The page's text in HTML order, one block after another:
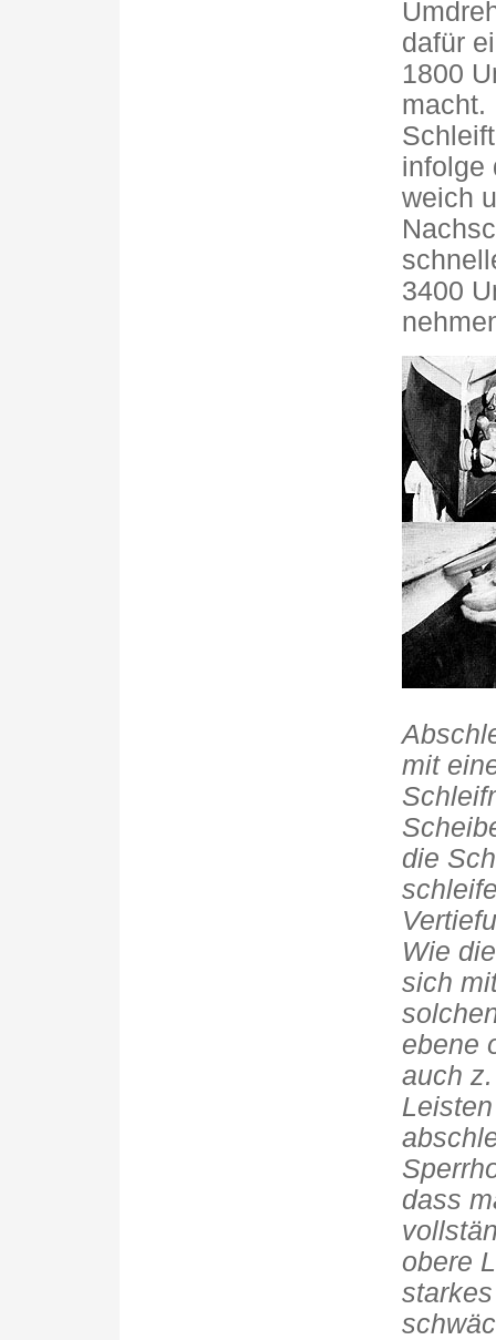
dafür
1800
macht.
infolge
weich
3400
mit
die
Wie
sich
ebene
auch
dass
obere